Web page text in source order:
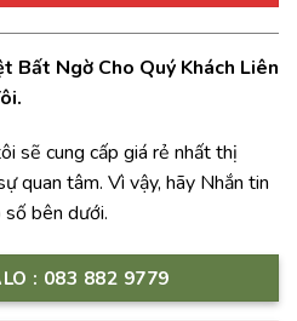
Bất Ngờ Cho Quý Khách Liên
sẽ cung cấp giá rẻ nhất thị
quan tâm. Vì vậy, hãy Nhắn tin
bên dưới.
: 083 882 9779